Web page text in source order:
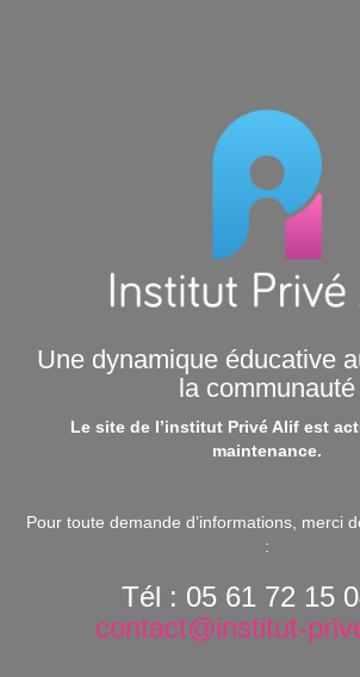
Une dynamique éducative
la communauté
Le site de l’institut Privé Alif est
maintenance.
Pour toute demande d’informations, merci
:
Tél : 05 61 72 15
contact@institut-